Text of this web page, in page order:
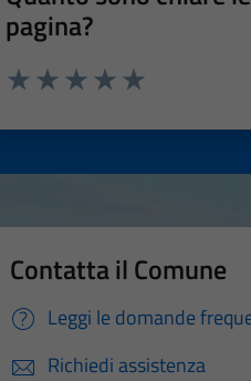
pagina?
Contatta il Comune
Leggi le domande
Richiedi assistenza